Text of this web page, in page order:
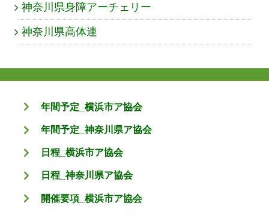
神奈川県身障アーチェリー
神奈川県高体連
年間予定_横浜市ア協会
年間予定_神奈川県ア協会
日程_横浜市ア協会
日程_神奈川県ア協会
開催要項_横浜市ア協会